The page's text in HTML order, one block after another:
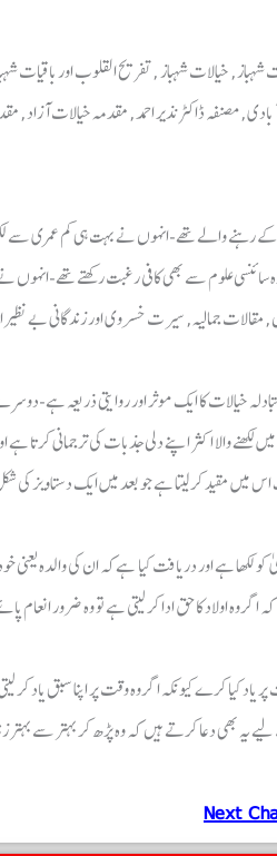
خیالات شہباز ,تفریح القلوب اور
مصنفہ ڈاکٹر نذیر احمد, مقدمہ خیالات آزاد,
کے رہنے والے تھے-انہوں نے بہت ہی کم عمری
سائنسی علوم سے بھی کافی رغبت رکھتے تھے-انہوں
کا ایک موثر اور روایتی ذریعہ ہے-
لکھنے والا اکثر اپنے دلی جذبات کی ترجمانی
ہے اور دریافت کیا ہےکہ ان کی والدہ یعنی
کیا کرے کیونکہ اگر وہ وقت پر اپنا سبق یاد کر